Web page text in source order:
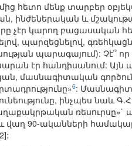
հետո մենք տարբեր
ինժեներական և
որը չէր կարող
պարզեցնելով,
պարագայում): Չէ՞
էր հանդիսանում:
մասնագիտական
6:
ինչպես նաև
ռեսուրսը»`
վաղ 90-ականների